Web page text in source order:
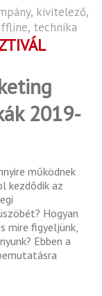
, kivitelező,
, technika
2019-
működnek
kezdődik az
Hogyan
mire figyeljünk,
Ebben a